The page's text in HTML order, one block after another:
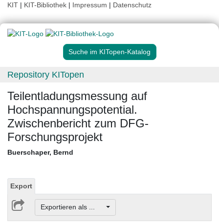
KIT | KIT-Bibliothek | Impressum | Datenschutz
Suche im KITopen-Katalog
Repository KITopen
Teilentladungsmessung auf
Hochspannungspotential.
Zwischenbericht zum DFG-
Forschungsprojekt
Buerschaper, Bernd
Export
Exportieren als ...